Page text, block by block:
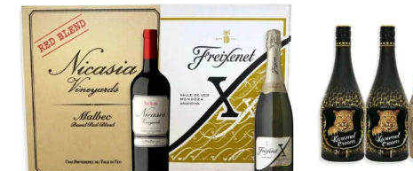
Añadir
a la
lista de
deseos